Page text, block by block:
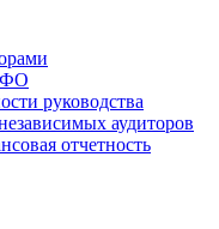
руководства
аудиторов
отчетность